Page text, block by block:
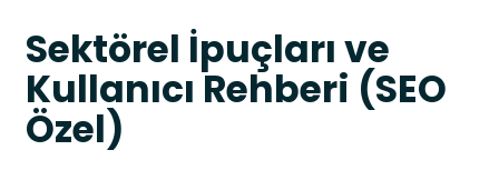
Sektörel İpuçları ve
Kullanıcı Rehberi (SEO
Özel)